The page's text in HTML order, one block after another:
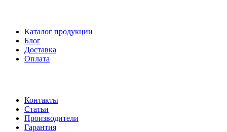
Каталог продукции
Блог
Доставка
Оплата
Контакты
Статьи
Производители
Гарантия